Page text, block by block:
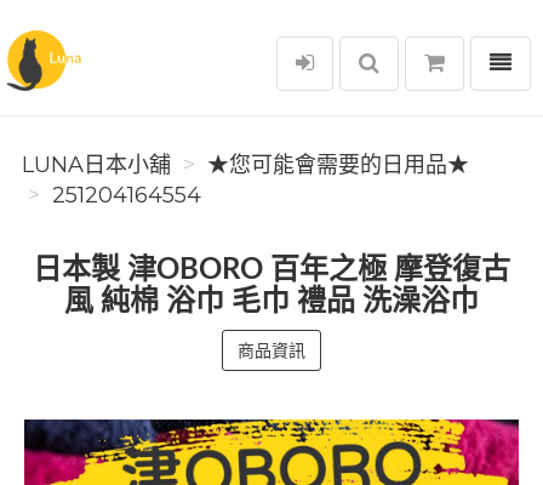
Luna日本小舖
選單
LUNA日本小舖
★您可能會需要的日用品★
251204164554
日本製 津OBORO 百年之極 摩登復古
風 純棉 浴巾 毛巾 禮品 洗澡浴巾
商品資訊